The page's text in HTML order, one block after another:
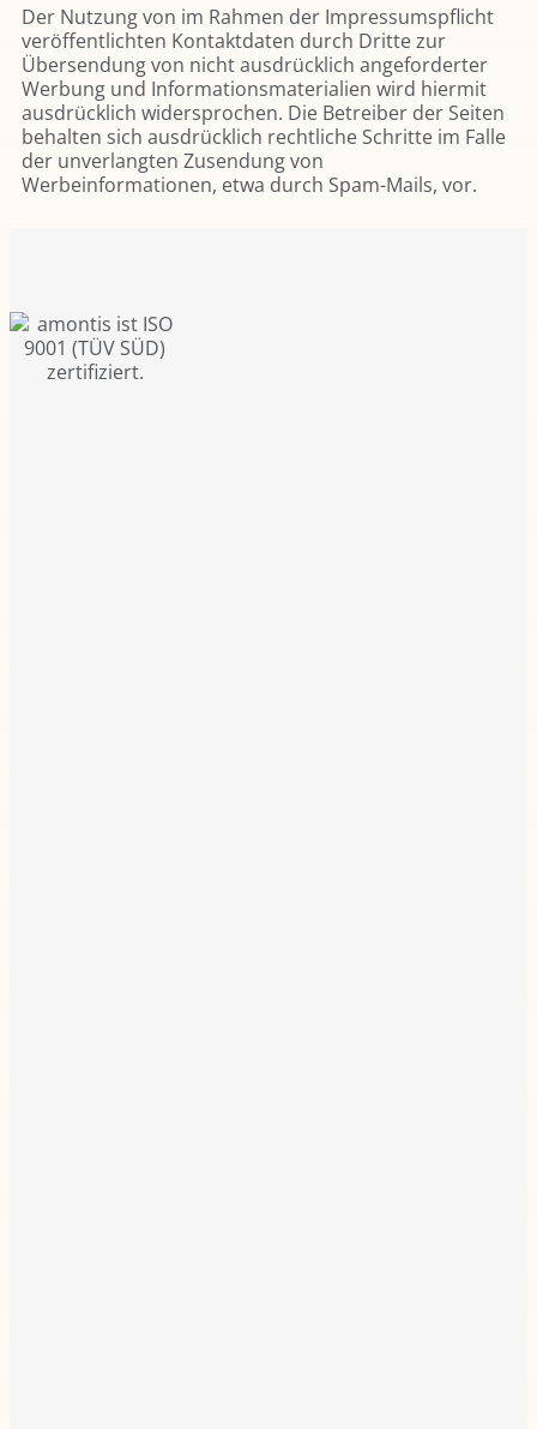
Der Nutzung von im Rahmen der Impressumspflicht
veröffentlichten Kontaktdaten durch Dritte zur
Übersendung von nicht ausdrücklich angeforderter
Werbung und Informationsmaterialien wird hiermit
ausdrücklich widersprochen. Die Betreiber der Seiten
behalten sich ausdrücklich rechtliche Schritte im Falle
der unverlangten Zusendung von
Werbeinformationen, etwa durch Spam-Mails, vor.